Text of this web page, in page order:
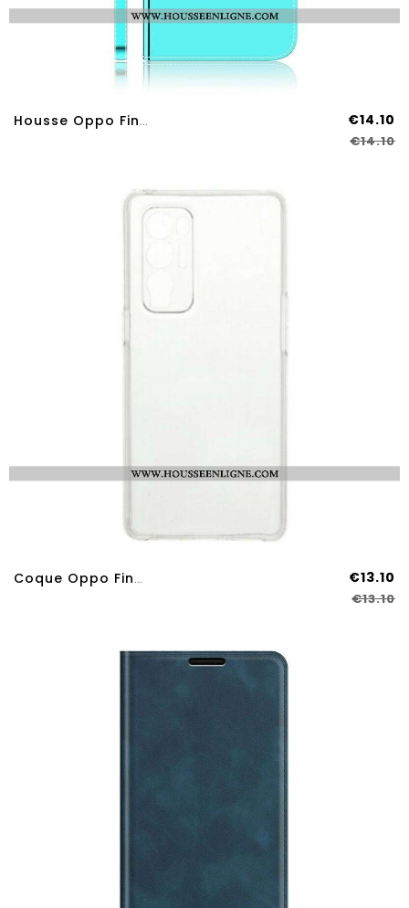
Housse Oppo Find X3 Neo Simili Cuir Couverture MIroir €14.10
€14.10
Coque Oppo Find X3 Neo Transparente Simple €13.10
€13.10